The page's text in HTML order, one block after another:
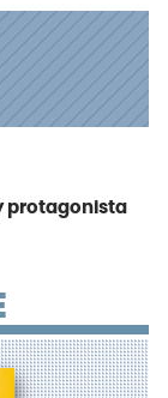
protagonista